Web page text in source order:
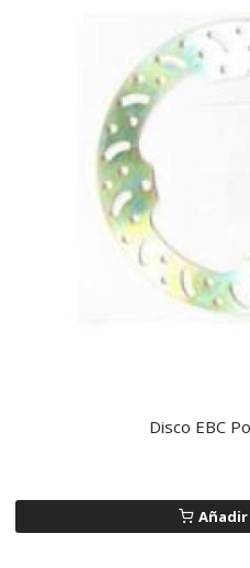
Disco EBC